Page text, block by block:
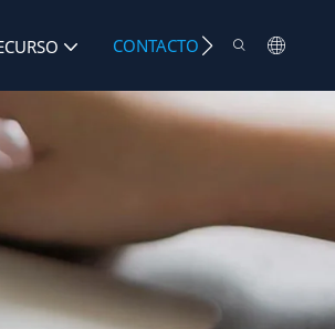
CONTACTO